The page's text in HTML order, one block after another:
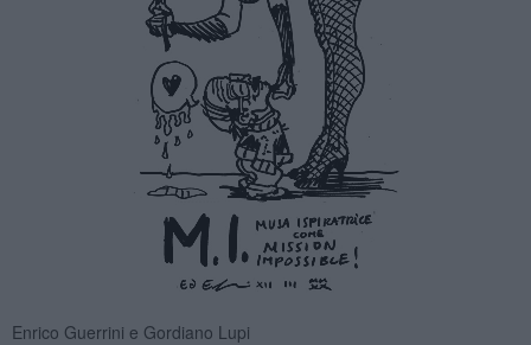
Enrico Guerrini e Gordiano Lupi